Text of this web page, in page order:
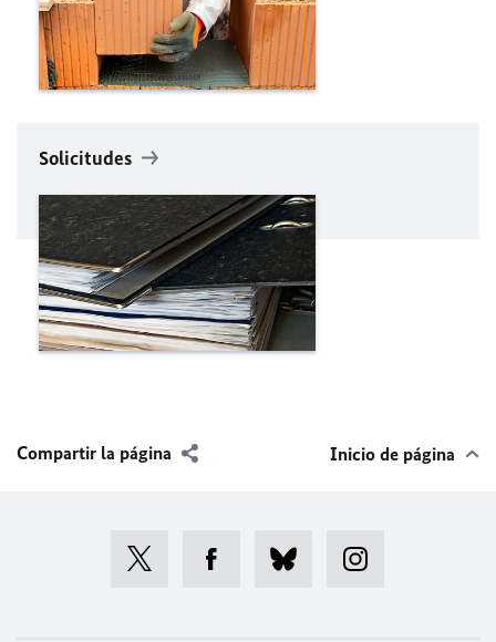
Solicitudes
Compartir la página Inicio de página